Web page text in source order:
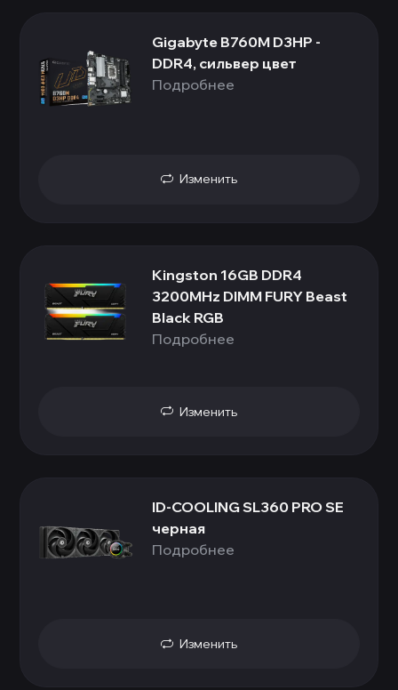
Gigabyte B760M D3HP -
DDR4, сильвер цвет
Подробнее
Изменить
Kingston 16GB DDR4
3200MHz DIMM FURY Beast
Black RGB
Подробнее
Изменить
ID-COOLING SL360 PRO SE
черная
Подробнее
Изменить